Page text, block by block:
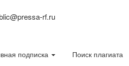
rf.ru
подписка Поиск плагиата